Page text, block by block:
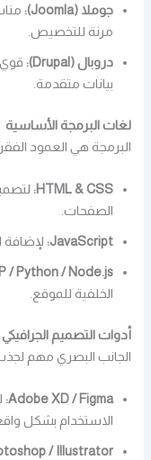
جوملا (Joomla):
مرنة للتخصيص.
دروبال (Drupal):
قوي
بيانات متقدمة.
لغات البرمجة الأساسية
البرمجة هي العمود
HTML & CSS:
الصفحات.
JavaScript: لإضافة
/ Python / Node.js:
الخلفية للموقع.
أدوات التصميم الجرافيكي
الجانب البصري مهم
Adobe XD / Figma:
الاستخدام بشكل
/ Illustrator: